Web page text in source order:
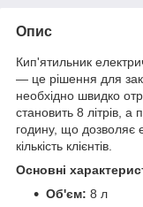
Опис
Кип'ятильник
— це рішення для
необхідно швидко
становить 8 літрів, а
годину, що дозволяє
кількість клієнтів.
Основні
Об'єм: 8 л